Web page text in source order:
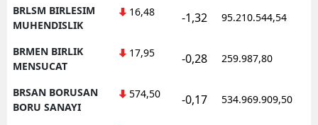
BRLSM BIRLESIM
MUHENDISLIK
16,48 -1,32 95.210.544,54
BRMEN BIRLIK
MENSUCAT
17,95 -0,28 259.987,80
BRSAN BORUSAN
BORU SANAYI
574,50 -0,17 534.969.909,50